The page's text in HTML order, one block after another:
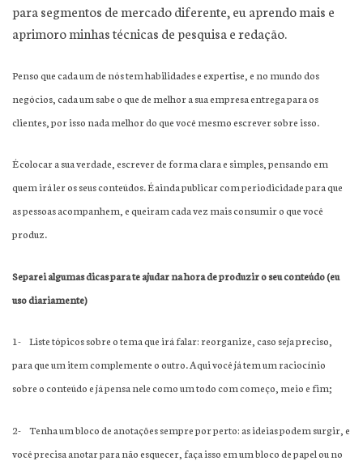
para segmentos de mercado diferente, eu aprendo mais e
aprimoro minhas técnicas de pesquisa e redação.
Penso que cada um de nós tem habilidades e expertise, e no mundo dos
negócios, cada um sabe o que de melhor a sua empresa entrega para os
clientes, por isso nada melhor do que você mesmo escrever sobre isso.
É colocar a sua verdade, escrever de forma clara e simples, pensando em
quem irá ler os seus conteúdos. É ainda publicar com periodicidade para que
as pessoas acompanhem, e queiram cada vez mais consumir o que você
produz.
Separei algumas dicas para te ajudar na hora de produzir o seu conteúdo (eu
uso diariamente)
1- Liste tópicos sobre o tema que irá falar: reorganize, caso seja preciso,
para que um item complemente o outro. Aqui você já tem um raciocínio
sobre o conteúdo e já pensa nele como um todo com começo, meio e fim;
2- Tenha um bloco de anotações sempre por perto: as ideias podem surgir, e
você precisa anotar para não esquecer, faça isso em um bloco de papel ou no